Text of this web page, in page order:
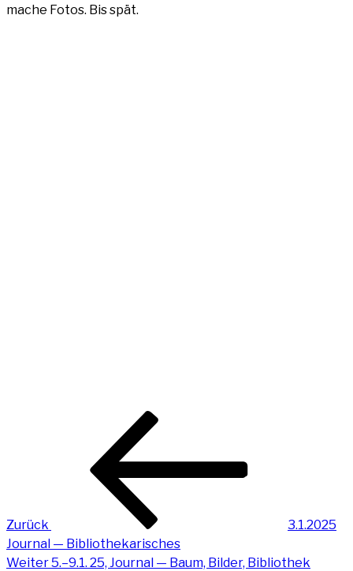
mache Fotos. Bis spät.
Beitragsnavigation
Zurück
3.1.2025
Jour­nal — Bibliothekarisches
Nächster
Weiter5.–9.1. 25, Jour­nal — Baum, Bil­der, Bibliothek